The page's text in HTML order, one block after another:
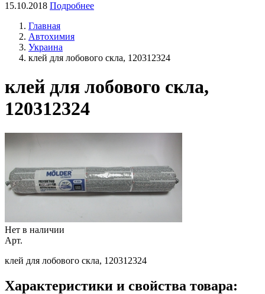
15.10.2018 Подробнее
Главная
Автохимия
Украина
клей для лобового скла, 120312324
клей для лобового скла,
120312324
Нет в наличии
Арт.
клей для лобового скла, 120312324
Характеристики и свойства товара: